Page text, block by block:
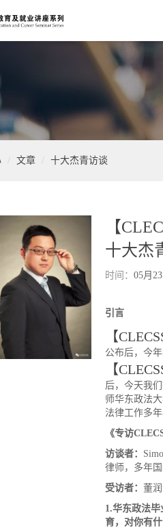
文章 十大杰青访谈
【
十大杰
时间： 05月23
引言
【
公布后，今
【
后，今天我
师华东政法
法律工作多年
《专访
访谈者：
律师，多年
受访者： 董
1.华东政法毕
育，对你有什